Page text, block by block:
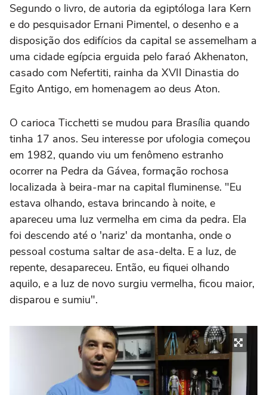
Segundo o livro, de autoria da egiptóloga Iara Kern
e do pesquisador Ernani Pimentel, o desenho e a
disposição dos edifícios da capital se assemelham a
uma cidade egípcia erguida pelo faraó Akhenaton,
casado com Nefertiti, rainha da XVII Dinastia do
Egito Antigo, em homenagem ao deus Aton.
O carioca Ticchetti se mudou para Brasília quando
tinha 17 anos. Seu interesse por ufologia começou
em 1982, quando viu um fenômeno estranho
ocorrer na Pedra da Gávea, formação rochosa
localizada à beira-mar na capital fluminense. "Eu
estava olhando, estava brincando à noite, e
apareceu uma luz vermelha em cima da pedra. Ela
foi descendo até o 'nariz' da montanha, onde o
pessoal costuma saltar de asa-delta. E a luz, de
repente, desapareceu. Então, eu fiquei olhando
aquilo, e a luz de novo surgiu vermelha, ficou maior,
disparou e sumiu".